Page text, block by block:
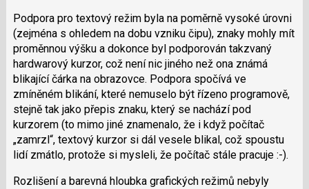
Podpora pro textový režim byla na poměrně vysoké úrovni
(zejména s ohledem na dobu vzniku čipu), znaky mohly mít
proměnnou výšku a dokonce byl podporován takzvaný
hardwarový kurzor, což není nic jiného než ona známá
blikající čárka na obrazovce. Podpora spočívá ve
zmíněném blikání, které nemuselo být řízeno programově,
stejně tak jako přepis znaku, který se nachází pod
kurzorem (to mimo jiné znamenalo, že i když počítač
„zamrzl“, textový kurzor si dál vesele blikal, což spoustu
lidí zmátlo, protože si mysleli, že počítač stále pracuje :-).
Rozlišení a barevná hloubka grafických režimů nebyly